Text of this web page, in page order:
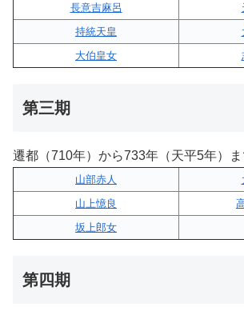
長意吉麻呂
持統天皇
大伯皇女
第三期
遷都（710年）から733年（天平5年）ま
山部赤人
山上憶良
坂上郎女
第四期